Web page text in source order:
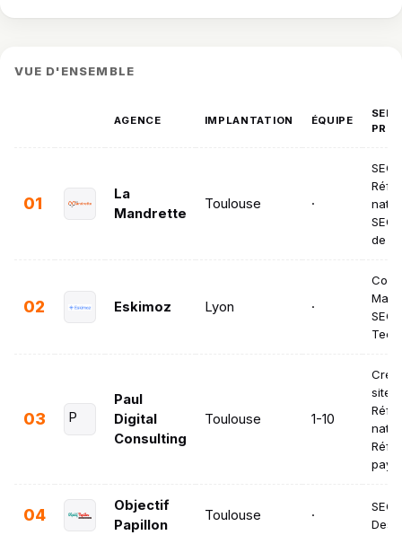
VUE D'ENSEMBLE
AGENCE IMPLANTATION ÉQUIPE
01
La
Mandrette
Toulouse ·
SEO /
SEO
de
02 Eskimoz Lyon ·
SEO ·
03 P
Paul
Digital
Consulting
Toulouse 1-10
site
04
Objectif
Papillon
Toulouse ·
SEO